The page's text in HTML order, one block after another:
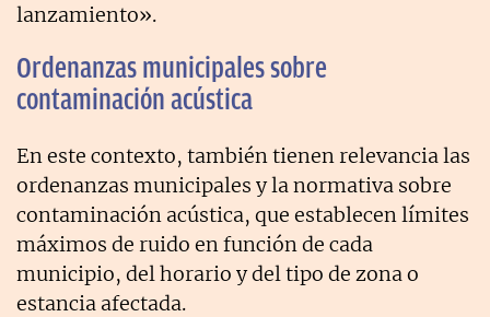
lanzamiento».
Ordenanzas municipales sobre
contaminación acústica
En este contexto, también tienen relevancia las
ordenanzas municipales y la normativa sobre
contaminación acústica, que establecen límites
máximos de ruido en función de cada
municipio, del horario y del tipo de zona o
estancia afectada.